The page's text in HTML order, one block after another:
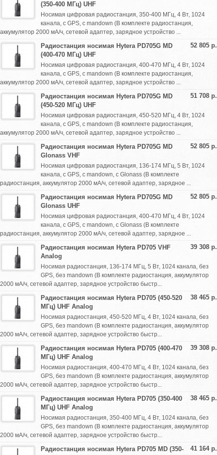
(350-400 МГц) UHF
Носимая цифровая радиостанция, 350-400 МГц, 4 Вт, 1024
канала, с GPS, с mandown (В комплекте радиостанция,
аккумулятор 2000 мА/ч, сетевой адаптер, зарядное устройство ...
52 805 р.
Радиостанция носимая Hytera PD705G MD
(400-470 МГц) UHF
Носимая цифровая радиостанция, 400-470 МГц, 4 Вт, 1024
канала, с GPS, с mandown (В комплекте радиостанция,
аккумулятор 2000 мА/ч, сетевой адаптер, зарядное устройство ...
51 708 р.
Радиостанция носимая Hytera PD705G MD
(450-520 МГц) UHF
Носимая цифровая радиостанция, 450-520 МГц, 4 Вт, 1024
канала, с GPS, с mandown (В комплекте радиостанция,
аккумулятор 2000 мА/ч, сетевой адаптер, зарядное устройство ...
52 805 р.
Радиостанция носимая Hytera PD705G MD
Glonass VHF
Носимая цифровая радиостанция, 136-174 МГц, 5 Вт, 1024
канала, с GPS, с mandown, с Glonass (В комплекте
радиостанция, аккумулятор 2000 мА/ч, сетевой адаптер, зарядное ...
52 805 р.
Радиостанция носимая Hytera PD705G MD
Glonass UHF
Носимая цифровая радиостанция, 400-470 МГц, 4 Вт, 1024
канала, с GPS, с mandown, с Glonass (В комплекте
радиостанция, аккумулятор 2000 мА/ч, сетевой адаптер, зарядное ...
39 308 р.
Радиостанция носимая Hytera PD705 VHF
Analog
Носимая радиостанция, 136-174 МГц, 5 Вт, 1024 канала, без
GPS, без mandown (В комплекте радиостанция, аккумулятор
2000 мА/ч, сетевой адаптер, зарядное устройство быстр...
38 465 р.
Радиостанция носимая Hytera PD705 (450-520
МГц) UHF Analog
Носимая радиостанция, 450-520 МГц, 4 Вт, 1024 канала, без
GPS, без mandown (В комплекте радиостанция, аккумулятор
2000 мА/ч, сетевой адаптер, зарядное устройство быстр...
39 308 р.
Радиостанция носимая Hytera PD705 (400-470
МГц) UHF Analog
Носимая радиостанция, 400-470 МГц, 4 Вт, 1024 канала, без
GPS, без mandown (В комплекте радиостанция, аккумулятор
2000 мА/ч, сетевой адаптер, зарядное устройство быстр...
38 465 р.
Радиостанция носимая Hytera PD705 (350-400
МГц) UHF Analog
Носимая радиостанция, 350-400 МГц, 4 Вт, 1024 канала, без
GPS, без mandown (В комплекте радиостанция, аккумулятор
2000 мА/ч, сетевой адаптер, зарядное устройство быстр...
41 164 р.
Радиостанция носимая Hytera PD705 MD (350-